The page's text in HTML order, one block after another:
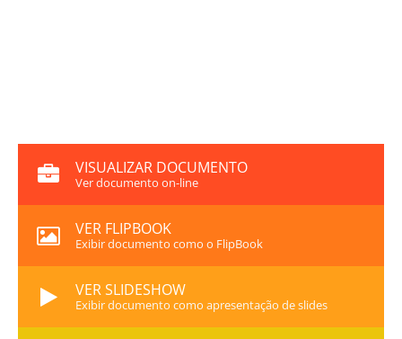
VISUALIZAR DOCUMENTO
Ver documento on-line
VER FLIPBOOK
Exibir documento como o FlipBook
VER SLIDESHOW
Exibir documento como apresentação de slides